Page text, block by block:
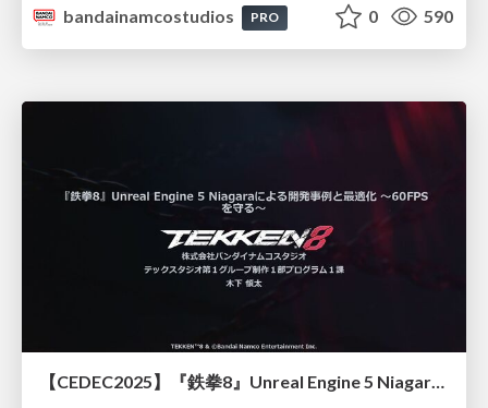
bandainamcostudios
PRO 0 590
【CEDEC2025】『鉄拳8』Unreal Engine 5 Niagaraによる開発事例と最適化 ～60FPSを守る～